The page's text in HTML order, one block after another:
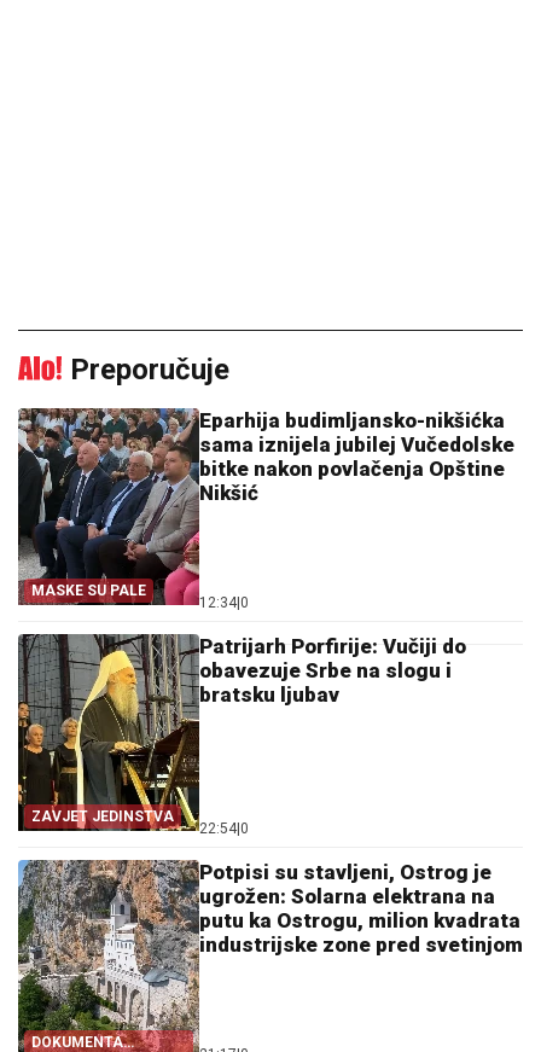
Preporučuje
MASKE SU PALE
Eparhija budimljansko-nikšićka
sama iznijela jubilej Vučedolske
bitke nakon povlačenja Opštine
Nikšić
12:34|0
ZAVJET JEDINSTVA
Patrijarh Porfirije: Vučiji do
obavezuje Srbe na slogu i
bratsku ljubav
22:54|0
DOKUMENTA
Potpisi su stavljeni, Ostrog je
ugrožen: Solarna elektrana na
putu ka Ostrogu, milion kvadrata
industrijske zone pred svetinjom